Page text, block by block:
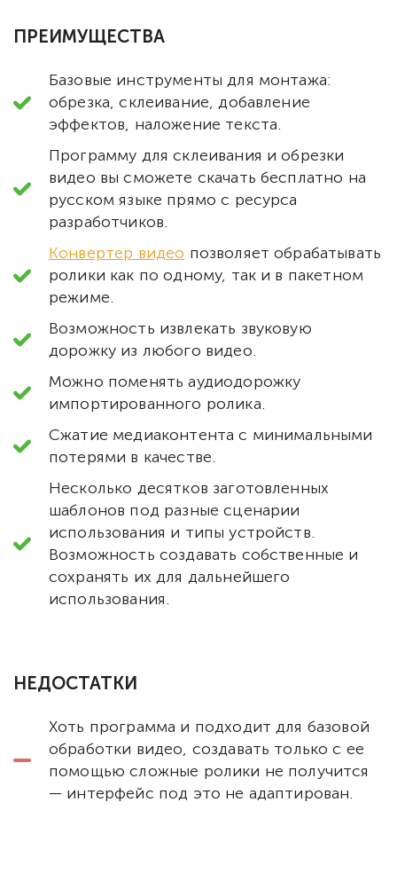
ПРЕИМУЩЕСТВА
Базовые инструменты для монтажа:
обрезка, склеивание, добавление
эффектов, наложение текста.
Программу для склеивания и обрезки
видео вы сможете скачать бесплатно на
русском языке прямо с ресурса
разработчиков.
Конвертер видео позволяет обрабатывать
ролики как по одному, так и в пакетном
режиме.
Возможность извлекать звуковую
дорожку из любого видео.
Можно поменять аудиодорожку
импортированного ролика.
Сжатие медиаконтента с минимальными
потерями в качестве.
Несколько десятков заготовленных
шаблонов под разные сценарии
использования и типы устройств.
Возможность создавать собственные и
сохранять их для дальнейшего
использования.
НЕДОСТАТКИ
Хоть программа и подходит для базовой
обработки видео, создавать только с ее
помощью сложные ролики не получится
— интерфейс под это не адаптирован.